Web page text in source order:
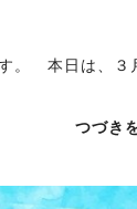
。 本日は、３
つづき